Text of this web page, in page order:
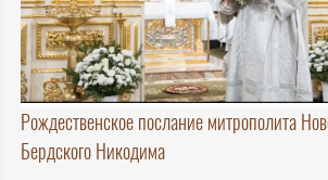
Рождественское послание митрополита
Бердского Никодима